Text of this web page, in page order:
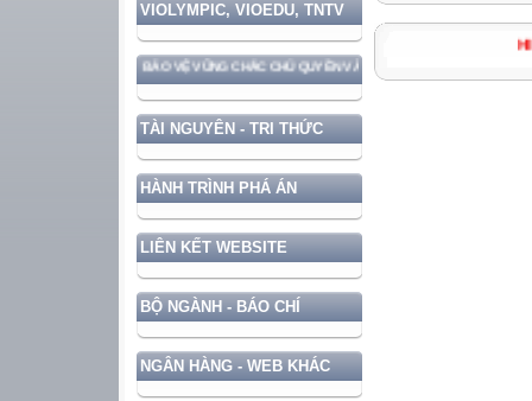
VIOLYMPIC, VIOEDU, TNTV
NƯỚC GẮN VỚI BẢO VỆ VỮNG CHẮC CHỦ QUYỀN VÀ ĐỘC LẬP DÂN TỘC!
TÀI NGUYÊN - TRI THỨC
HÀNH TRÌNH PHÁ ÁN
LIÊN KẾT WEBSITE
BỘ NGÀNH - BÁO CHÍ
NGÂN HÀNG - WEB KHÁC